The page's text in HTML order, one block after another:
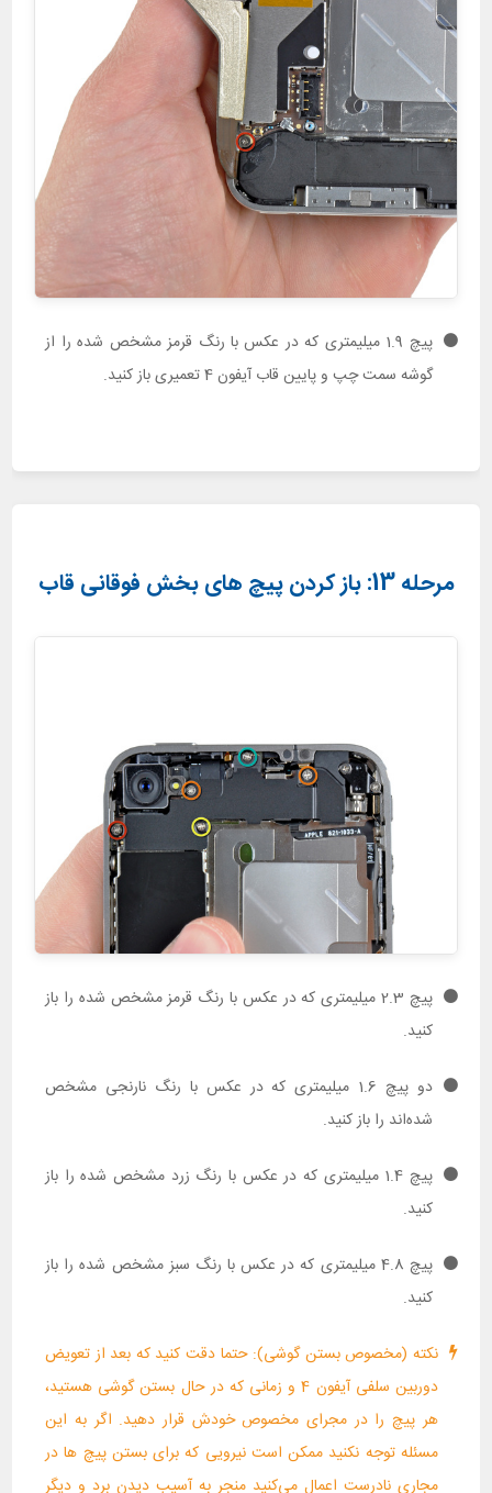
پیچ 1.9 میلیمتری که در عکس با رنگ قرمز مشخص شده را از
گوشه سمت چپ و پایین قاب آیفون 4 تعمیری باز کنید.
مرحله 13: باز کردن پیچ های بخش فوقانی قاب
پیچ 2.3 میلیمتری که در عکس با رنگ قرمز مشخص شده را باز
کنید.
دو پیچ 1.6 میلیمتری که در عکس با رنگ نارنجی مشخص
شده‌اند را باز کنید.
پیچ 1.4 میلیمتری که در عکس با رنگ زرد مشخص شده را باز
کنید.
پیچ 4.8 میلیمتری که در عکس با رنگ سبز مشخص شده را باز
کنید.
نکته (مخصوص بستن گوشی): حتما دقت کنید که بعد از تعویض
دوربین سلفی آیفون 4 و زمانی که در حال بستن گوشی هستید،
هر پیچ را در مجرای مخصوص خودش قرار دهید. اگر به این
مسئله توجه نکنید ممکن است نیرویی که برای بستن پیچ ها در
مجاری نادرست اعمال می‌کنید منجر به آسیب دیدن برد و دیگر